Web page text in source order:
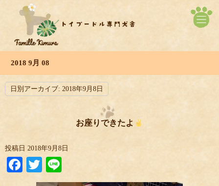
2018 9月 08
日別アーカイブ: 2018年9月8日
お座りできたよ
投稿日 2018年9月8日
Facebook
Twitter